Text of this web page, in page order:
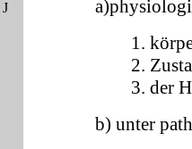
J
1.
2.
3. der
b) unter